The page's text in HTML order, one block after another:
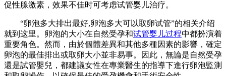
促性腺激素，效果不佳时可考虑试管婴儿治疗。
“卵泡多大排出最好,卵泡多大可以取卵试管”的相关介绍
就到这里。卵泡的大小在自然受孕和试管婴儿过程中都扮演着
重要角色。然而，由於個體差異和其他多種因素的影響，確定
卵泡的最佳排出或取卵大小並非易事。因此，無論是自然受孕
還是試管嬰兒，都建議女性在專業醫生的指導下進行卵泡監測